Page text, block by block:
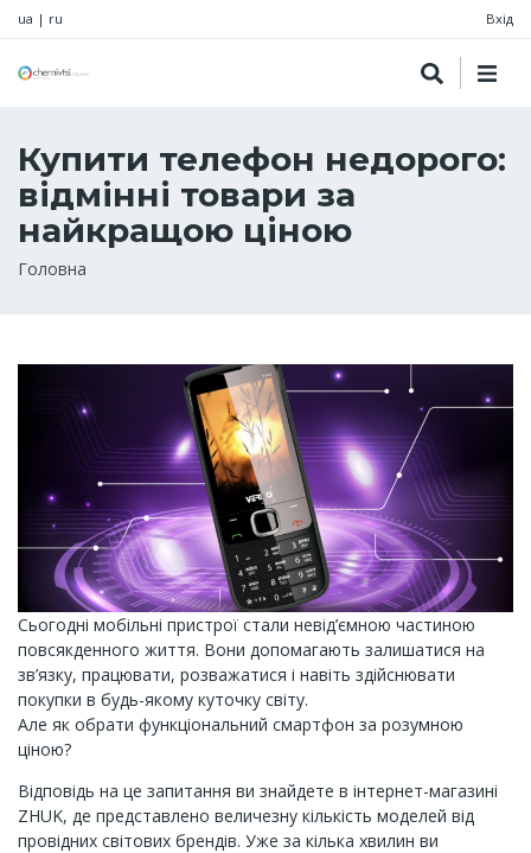
ua | ru Вхід
Купити телефон недорого:
відмінні товари за
найкращою ціною
Рядок
Головна
Сьогодні мобільні пристрої стали невід’ємною частиною
повсякденного життя. Вони допомагають залишатися на
зв’язку, працювати, розважатися і навіть здійснювати
покупки в будь-якому куточку світу.
Але як обрати функціональний смартфон за розумною
ціною?
Відповідь на це запитання ви знайдете в інтернет-магазині
ZHUK, де представлено величезну кількість моделей від
провідних світових брендів. Уже за кілька хвилин ви